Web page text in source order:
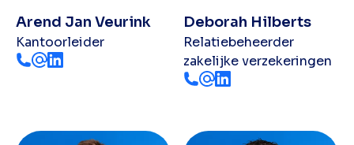
Arend Jan Veurink
Kantoorleider
Deborah Hilberts
Relatiebeheerder
zakelijke verzekeringen